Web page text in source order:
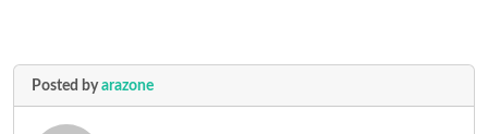
Posted byarazone